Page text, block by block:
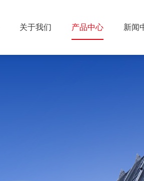
关于我们 产品中心 新闻